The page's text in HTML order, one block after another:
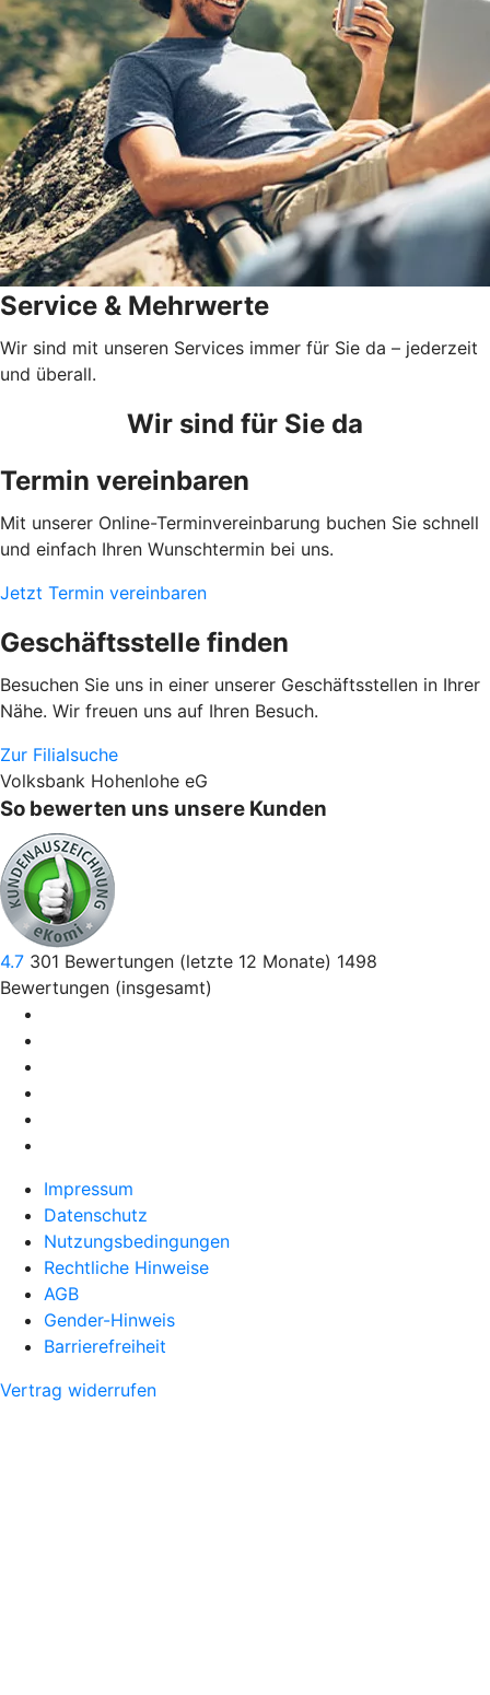
Service & Mehrwerte
Wir sind mit unseren Services immer für Sie da – jederzeit
und überall.
Wir sind für Sie da
Termin vereinbaren
Mit unserer Online-Terminvereinbarung buchen Sie schnell
und einfach Ihren Wunschtermin bei uns.
Jetzt Termin vereinbaren
Geschäftsstelle finden
Besuchen Sie uns in einer unserer Geschäftsstellen in Ihrer
Nähe. Wir freuen uns auf Ihren Besuch.
Zur Filialsuche
Volksbank Hohenlohe eG
So bewerten uns unsere Kunden
4.7 301 Bewertungen (letzte 12 Monate) 1498
Bewertungen (insgesamt)
Impressum
Datenschutz
Nutzungsbedingungen
Rechtliche Hinweise
AGB
Gender-Hinweis
Barrierefreiheit
Vertrag widerrufen